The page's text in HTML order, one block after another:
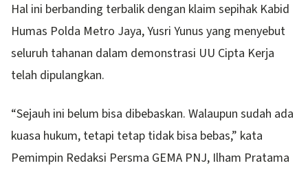
Hal ini berbanding terbalik dengan klaim sepihak Kabid
Humas Polda Metro Jaya, Yusri Yunus yang menyebut
seluruh tahanan dalam demonstrasi UU Cipta Kerja
telah dipulangkan.
“Sejauh ini belum bisa dibebaskan. Walaupun sudah ada
kuasa hukum, tetapi tetap tidak bisa bebas,” kata
Pemimpin Redaksi Persma GEMA PNJ, Ilham Pratama